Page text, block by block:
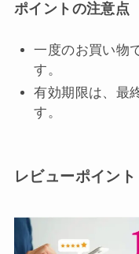
ポイントの注意点
一度のお買い物
す。
有効期限は、最
す。
レビューポイント